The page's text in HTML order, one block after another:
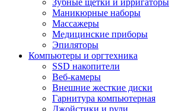
Маникюрные наборы
Массажеры
Медицинские приборы
Эпиляторы
Компьютеры и оргтехника
SSD накопители
Веб-камеры
Внешние жесткие диски
Гарнитура компьютерная
Джойстики и рули